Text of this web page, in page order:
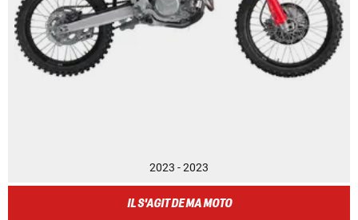
2023 - 2023
IL S'AGIT DE MA MOTO